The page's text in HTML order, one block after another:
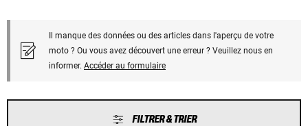
Il manque des données ou des articles dans l'aperçu de votre
moto ? Ou vous avez découvert une erreur ? Veuillez nous en
informer. Accéder au formulaire
FILTRER & TRIER